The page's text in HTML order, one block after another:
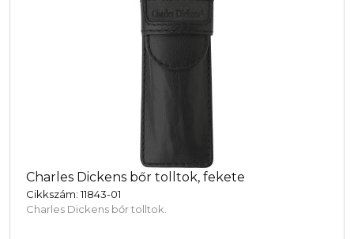
Charles Dickens bőr tolltok, fekete
Cikkszám: 11843-01
Charles Dickens bőr tolltok.